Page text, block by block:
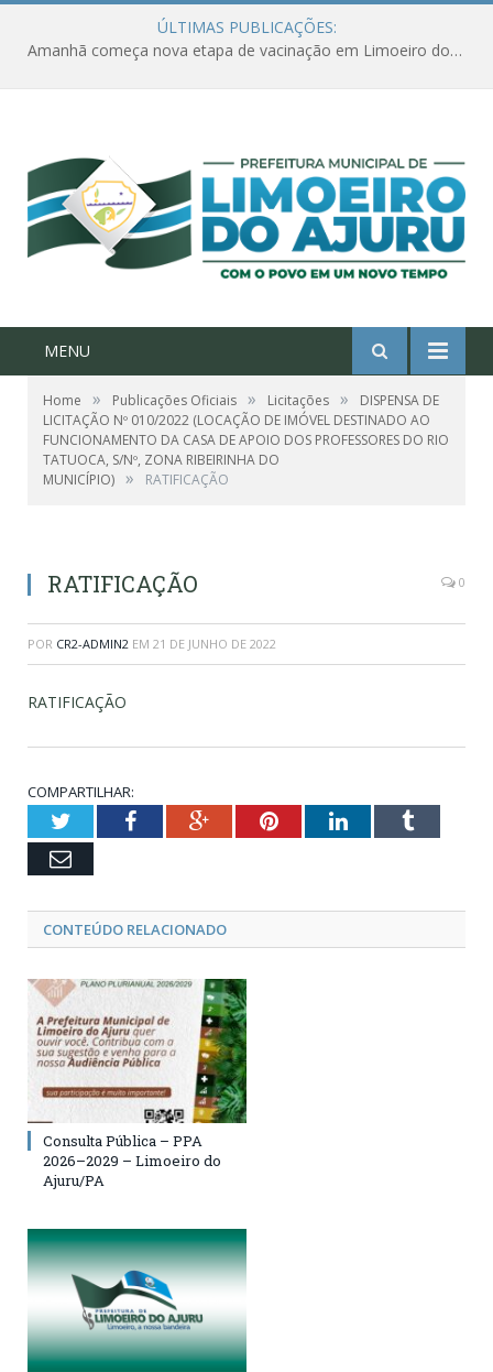
ÚLTIMAS PUBLICAÇÕES:
Amanhã começa nova etapa de vacinação em Limoeiro do Ajuru para idosos com 65 ou mais
MENU
Home » Publicações Oficiais » Licitações »
DISPENSA DE
LICITAÇÃO Nº 010/2022 (LOCAÇÃO DE IMÓVEL DESTINADO AO
FUNCIONAMENTO DA CASA DE APOIO DOS PROFESSORES DO RIO
TATUOCA, S/Nº, ZONA RIBEIRINHA DO
MUNICÍPIO) » RATIFICAÇÃO
RATIFICAÇÃO 0
POR CR2-ADMIN2 EM 21 DE JUNHO DE 2022
RATIFICAÇÃO
COMPARTILHAR:
TwitterFacebookGoogle+PinterestLinkedInTumblr
Email
CONTEÚDO RELACIONADO
Consulta Pública – PPA
2026–2029 – Limoeiro do
Ajuru/PA